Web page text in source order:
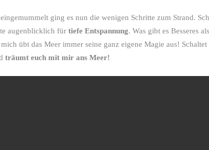
ging es nun die wenigen Schritte zum Strand.
augenblicklich für tiefe Entspannung. Was gibt es Besseres
übt das Meer immer seine ganz eigene Magie aus!
träumt euch mit mir ans Meer!